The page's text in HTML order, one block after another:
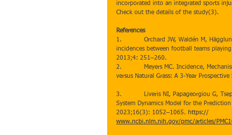
incorporated into an integrated sports
Check out the details of the study(3).
References
1.           Orchard JW, Waldén M,
incidences between football teams
2013;4: 251–260.
2.           Meyers MC. Incidence,
versus Natural Grass: A 3-Year Prospective
3.           Liveris NI, Papageorgiou G,
System Dynamics Model for the
2023;16(3): 1052–1065. https://
www.ncbi.nlm.nih.gov/pmc/articles/